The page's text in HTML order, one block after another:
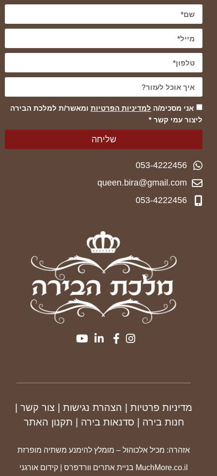
053-4222456
queen.bira@gmail.com
053-4222456
אני מסכימ/ה למדיניות הפרטיות ומאשר/ת למלכת הבירה
ליצור עמי קשר *
שליחה
מדיניות פרטיות | הצהרת נגישות צור קשר
חנות בירה
סדנאות בירה תקנון האתר
אזהרה: מכיל אלכוהול – מומלץ להימנע משתיה מופרזת
MuchMore.co.il בניית אתרים וורדפרס קידום אורגני